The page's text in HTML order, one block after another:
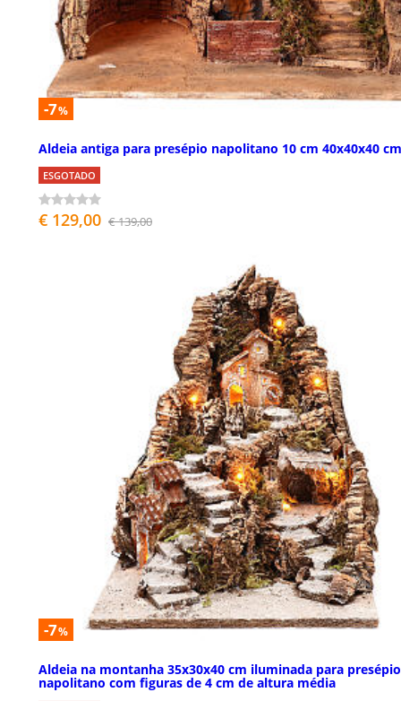
-7%
Aldeia antiga para presépio napolitano 10 cm 40x40x40 cm
ESGOTADO
€ 129,00 € 139,00
-7%
Aldeia na montanha 35x30x40 cm iluminada para presépio
napolitano com figuras de 4 cm de altura média